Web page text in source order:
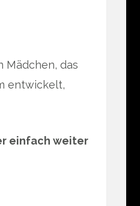
Mädchen, das
entwickelt,
einfach weiter